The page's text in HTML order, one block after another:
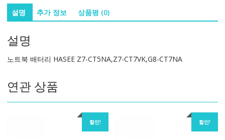
HASEE
Z7-
CT7VK,G8-
CT7NA
수
설명 추가 정보 상품평 (0)
설명
노트북 배터리 HASEE Z7-CT5NA,Z7-CT7VK,G8-CT7NA
연관 상품
할인! 할인!